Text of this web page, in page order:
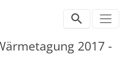
2017 -